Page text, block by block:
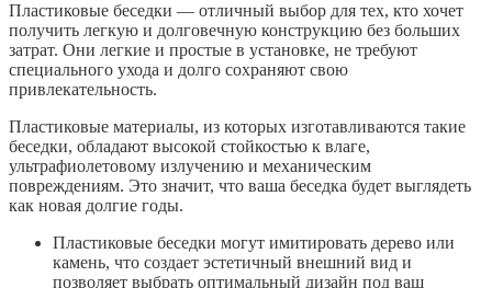
Пластиковые беседки — отличный выбор для тех, кто хочет
получить легкую и долговечную конструкцию без больших
затрат. Они легкие и простые в установке, не требуют
специального ухода и долго сохраняют свою
привлекательность.
Пластиковые материалы, из которых изготавливаются такие
беседки, обладают высокой стойкостью к влаге,
ультрафиолетовому излучению и механическим
повреждениям. Это значит, что ваша беседка будет выглядеть
как новая долгие годы.
Пластиковые беседки могут имитировать дерево или
камень, что создает эстетичный внешний вид и
позволяет выбрать оптимальный дизайн под ваш